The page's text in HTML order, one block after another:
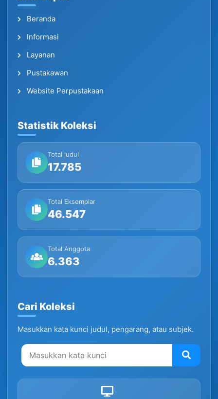
Beranda
Informasi
Layanan
Pustakawan
Website Perpustakaan
Statistik Koleksi
Total judul
17.785
Total Eksemplar
46.547
Total Anggota
6.363
Cari Koleksi
Masukkan kata kunci judul, pengarang, atau subjek.